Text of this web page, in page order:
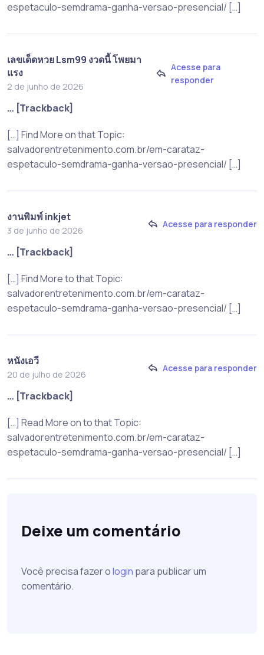
espetaculo-semdrama-ganha-versao-presencial/ […]
เลขเด็ดหวย Lsm99 งวดนี้ โพยมา
แรง
2 de junho de 2026
Acesse para
responder
… [Trackback]
[…] Find More on that Topic:
salvadorentretenimento.com.br/em-carataz-
espetaculo-semdrama-ganha-versao-presencial/ […]
งานพิมพ์ inkjet
3 de junho de 2026
Acesse para responder
… [Trackback]
[…] Find More to that Topic:
salvadorentretenimento.com.br/em-carataz-
espetaculo-semdrama-ganha-versao-presencial/ […]
หนังเอวี
20 de julho de 2026
Acesse para responder
… [Trackback]
[…] Read More on to that Topic:
salvadorentretenimento.com.br/em-carataz-
espetaculo-semdrama-ganha-versao-presencial/ […]
Deixe um comentário
Você precisa fazer ologin para publicar um
comentário.